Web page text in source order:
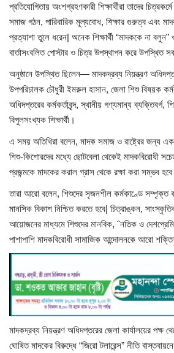
ব্রাহ্মণবাড়িয়া
পটুয়াখালী
জাতীয়
আন্তর্জাতিক
সারাদেশ
লাইফ স্টাইল
বিজ্ঞান ও প্রযুক্তি
খেলাধুলা
অপরাধ
রাজনীতি
প্রতিযোগিতায় অংশগ্রহণকারী শিক্ষার্থীরা তাদের
সমাজ গঠন, পারিবারিক মূল্যবোধ, শিক্ষার গুরুত্ব এবং
প্রত্যাশা তুলে ধরেন| অনেক শিক্ষার্থী “মাদককে না
বার্তাসংবলিত পোস্টার ও চিত্র উপস্থাপন করে উপস্থিত
অনুষ্ঠানে উপস্থিত ছিলেন— মাদকদ্রব্য নিয়ন্ত্রণ
উপপরিচালক চৌধুরী ইমরুল হাসান, জেলা শিশু বিষয়ক
অধিদপ্তরের কর্মকর্তাবৃন্দ, স্থানীয় গণ্যমান্য ব্যক্তিবর্গ,
বিপুলসংখ্যক শিক্ষার্থী।
এ সময় অতিথিরা বলেন, মাদক সমাজ ও রাষ্ট্রের জন্য
শিশু-কিশোরদের মধ্যে ছোটবেলা থেকেই মাদকবিরোধী
প্রজন্মকে মাদকের করাল গ্রাস থেকে রক্ষা করা সম্ভব
তারা আরো বলেন, শিশুদের সৃজনশীল কর্মকাণ্ডে সম্পৃক্ত
মানসিক বিকাশ নিশ্চিত করতে হবে| চিত্রাঙ্কন,
আয়োজনের মাধ্যমে শিশুদের মানবিক, ˆনতিক ও
পাশাপাশি মাদকবিরোধী সামাজিক আন্দোলনকে আরো
মাদকদ্রব্য নিয়ন্ত্রণ অধিদপ্তরের জেলা কার্যালয়ের পক্ষ
ঘোষিত মাদকের বিরুদ্ধে “জিরো টলারেন্স” নীতি